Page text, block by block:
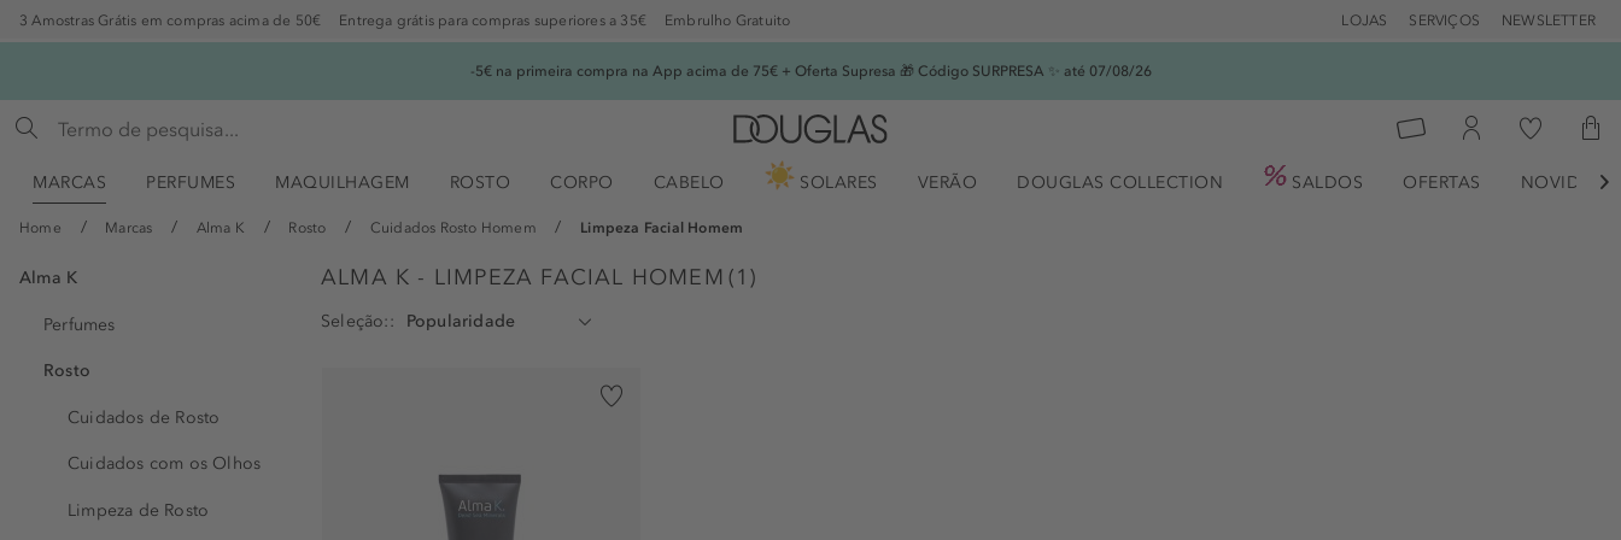
3 Amostras Grátis em compras acima de 50€ Entrega grátis para compras superiores a 35€ Embrulho Gratuito LOJAS SERVIÇOS NEWSLETTER
-5€ na primeira compra na App acima de 75€ + Oferta Supresa 🎁 Código SURPRESA ✨ até 07/08/26
MARCAS PERFUMES MAQUILHAGEM ROSTO CORPO CABELO SOLARES VERÃO DOUGLAS COLLECTION SALDOS OFERTAS 
Home Marcas Alma K Rosto Cuidados Rosto Homem Limpeza Facial Homem
Alma K
Perfumes
Rosto
Cuidados de Rosto
Cuidados com os Olhos
Limpeza de Rosto
ALMA K - LIMPEZA FACIAL HOMEM (1 )
Seleção: